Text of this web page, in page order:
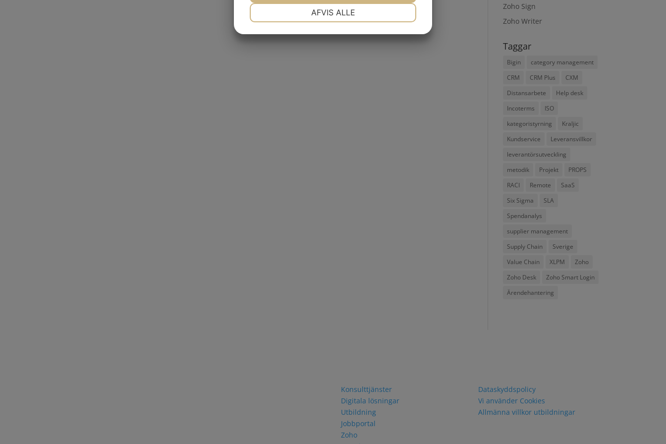
Zoho Sign
Zoho Writer
Taggar
Bigin
category management
CRM
CRM Plus
CXM
Distansarbete
Help desk
Incoterms
ISO
kategoristyrning
Kraljic
Kundservice
Leveransvillkor
leverantörsutveckling
metodik
Projekt
PROPS
RACI
Remote
SaaS
Six Sigma
SLA
Spendanalys
supplier management
Supply Chain
Sverige
Value Chain
XLPM
Zoho
Zoho Desk
Zoho Smart Login
Ärendehantering
Konsulttjänster
Digitala lösningar
Utbildning
Jobbportal
Zoho
Dataskyddspolicy
Vi använder Cookies
Allmänna villkor utbildningar
AFVIS ALLE